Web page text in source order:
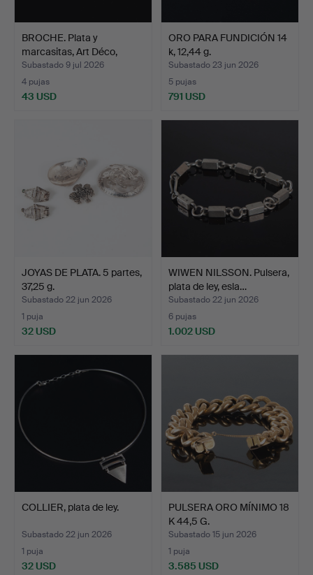
BROCHE. Plata y
marcasitas, Art Déco,
peso…
Subastado 9 jul 2026
4 pujas
43 USD
ORO PARA FUNDICIÓN 14
k, 12,44 g.
Subastado 23 jun 2026
5 pujas
791 USD
JOYAS DE PLATA. 5 partes,
37,25 g.
Subastado 22 jun 2026
1 puja
32 USD
WIWEN NILSSON. Pulsera,
plata de ley, esla…
Subastado 22 jun 2026
6 pujas
1.002 USD
COLLIER, plata de ley.
Subastado 22 jun 2026
1 puja
32 USD
PULSERA ORO MÍNIMO 18
K 44,5 G.
Subastado 15 jun 2026
1 puja
3.585 USD